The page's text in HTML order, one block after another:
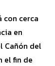
con cerca
en
Cañón del
el fin de